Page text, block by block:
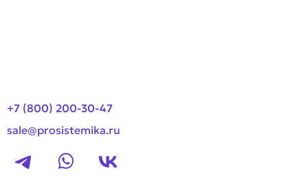
+7 (800) 200-30-47
sale@prosistemika.ru